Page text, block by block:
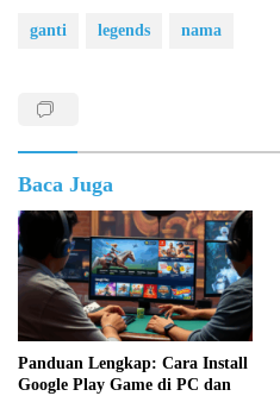
ganti legends nama
Baca Juga
Panduan Lengkap: Cara Install
Google Play Game di PC dan